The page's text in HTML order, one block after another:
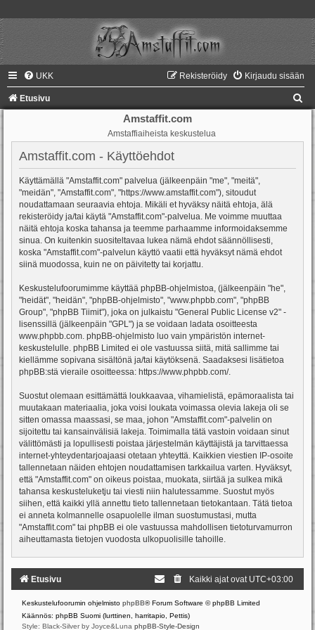
UKK Kirjaudu sisään
Rekisteröidy
Etusivu
Amstaffit.com
Amstaffiaiheista keskustelua
Amstaffit.com - Käyttöehdot
Käyttämällä "Amstaffit.com" palvelua (jälkeenpäin "me", "meitä",
"meidän", "Amstaffit.com", "https://www.amstaffit.com"), sitoudut
noudattamaan seuraavia ehtoja. Mikäli et hyväksy näitä ehtoja, älä
rekisteröidy ja/tai käytä "Amstaffit.com"-palvelua. Me voimme muuttaa
näitä ehtoja koska tahansa ja teemme parhaamme informoidaksemme
sinua. On kuitenkin suositeltavaa lukea nämä ehdot säännöllisesti,
koska "Amstaffit.com"-palvelun käyttö vaatii että hyväksyt nämä ehdot
siinä muodossa, kuin ne on päivitetty tai korjattu.
Keskustelufoorumimme käyttää phpBB-ohjelmistoa, (jälkeenpäin "he",
"heidät", "heidän", "phpBB-ohjelmisto", "www.phpbb.com", "phpBB
Group", "phpBB Tiimit"), joka on julkaistu "General Public License v2" -
lisenssillä (jälkeenpäin "GPL") ja se voidaan ladata osoitteesta
www.phpbb.com. phpBB-ohjelmisto luo vain ympäristön internet-
keskustelulle. phpBB Limited ei ole vastuussa siitä, mitä sallimme tai
kiellämme sopivana sisältönä ja/tai käytöksenä. Saadaksesi lisätietoa
phpBB:stä vieraile osoitteessa: https://www.phpbb.com/.
Suostut olemaan esittämättä loukkaavaa, vihamielistä, epämoraalista tai
muutakaan materiaalia, joka voisi loukata voimassa olevia lakeja oli se
sitten omassa maassasi, se maa, johon "Amstaffit.com"-palvelin on
sijoitettu tai kansainvälisiä lakeja. Toimimalla tätä vastoin voidaan sinut
välittömästi ja lopullisesti poistaa järjestelmän käyttäjistä ja tarvittaessa
internet-yhteydentarjoajaasi otetaan yhteyttä. Kaikkien viestien IP-osoite
tallennetaan näiden ehtojen noudattamisen tarkkailua varten. Hyväksyt,
että "Amstaffit.com" on oikeus poistaa, muokata, siirtää ja sulkea mikä
tahansa keskusteluketju tai viesti niin halutessamme. Suostut myös
siihen, että kaikki yllä annettu tieto tallennetaan tietokantaan. Tätä tietoa
ei anneta kolmannelle osapuolelle ilman suostumustasi, mutta
"Amstaffit.com" tai phpBB ei ole vastuussa mahdollisen tietoturvamurron
aiheuttamasta tietojen vuodosta ulkopuolisille tahoille.
Etusivu Kaikki ajat ovat UTC+03:00
Keskustelufoorumin ohjelmisto phpBB® Forum Software © phpBB Limited
Käännös: phpBB Suomi (lurttinen, harritapio, Pettis)
Style: Black-Silver by Joyce&Luna phpBB-Style-Design